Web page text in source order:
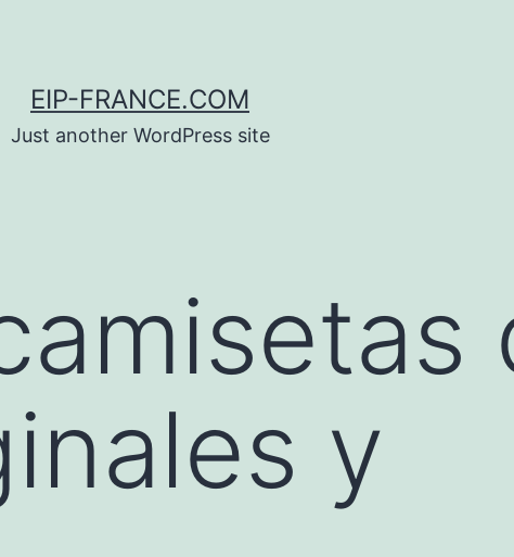
EIP-FRANCE.COM
Just another WordPress site
y